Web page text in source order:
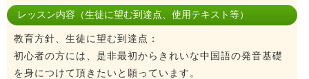
レッスン内容（生徒に望む到達点、使用テキスト等）
教育方針、生徒に望む到達点：
初心者の方には、是非最初からきれいな中国語の発音基礎
を身につけて頂きたいと願っています。